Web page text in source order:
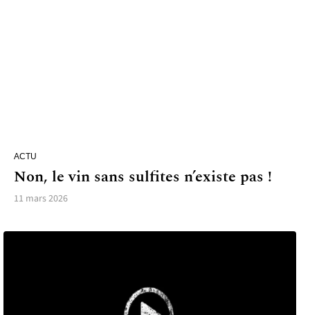
ACTU
Non, le vin sans sulfites n’existe pas !
11 mars 2026